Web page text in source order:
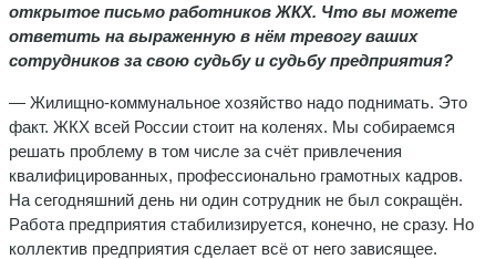
открытое письмо работников ЖКХ. Что вы мо­жете
ответить на выраженную в нём тревогу ваших
сотрудников за свою судьбу и судьбу предприятия?
— Жилищно-коммунальное хозяйство надо поднимать. Это
факт. ЖКХ всей России стоит на коленях. Мы собира­емся
решать проблему в том числе за счёт привлечения
квалифицированных, профессионально грамотных кад­ров.
На сегодняшний день ни один сотрудник не был со­кращён.
Работа предприятия стабилизируется, конечно, не сразу. Но
коллектив предприятия сделает всё от него зависящее.